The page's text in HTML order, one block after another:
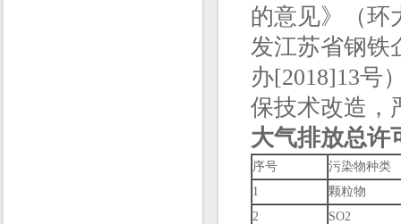
的意见》（环
发江苏省钢铁
办[2018]13号
保技术改造，
大气排放总许
序号
污染物种类
1
颗粒物
2
SO2